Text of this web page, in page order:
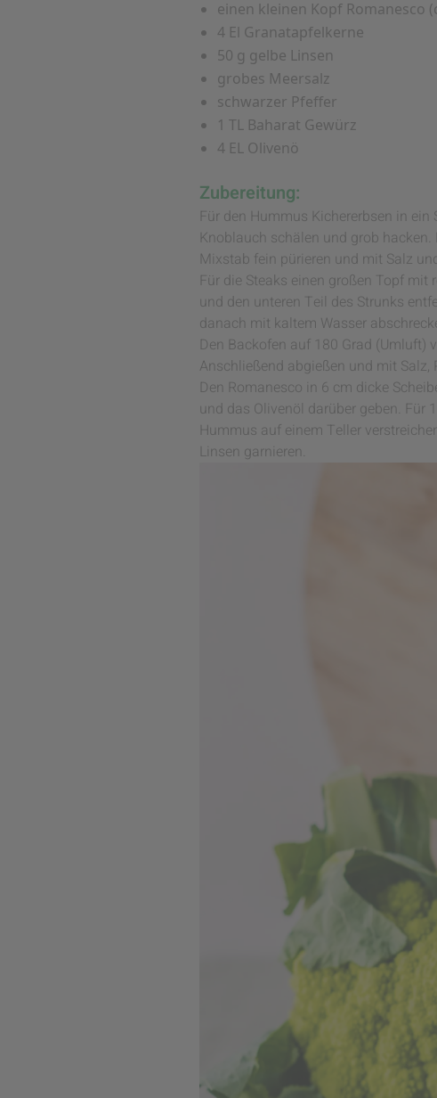
einen kleinen Kopf Romanesco
4 El Granatapfelkerne
50 g gelbe Linsen
grobes Meersalz
schwarzer Pfeffer
1 TL Baharat Gewürz
4 EL Olivenö
Zubereitung:
Für den Hummus Kichererbsen in
Knoblauch schälen und grob
Mixstab fein pürieren und mit Salz
Für die Steaks einen großen Topf
und den unteren Teil des Strunks
danach mit kaltem Wasser
Den Backofen auf 180 Grad (Umluft)
Anschließend abgießen und mit
Den Romanesco in 6 cm dicke
und das Olivenöl darüber geben. Für
Hummus auf einem Teller
Linsen garnieren.